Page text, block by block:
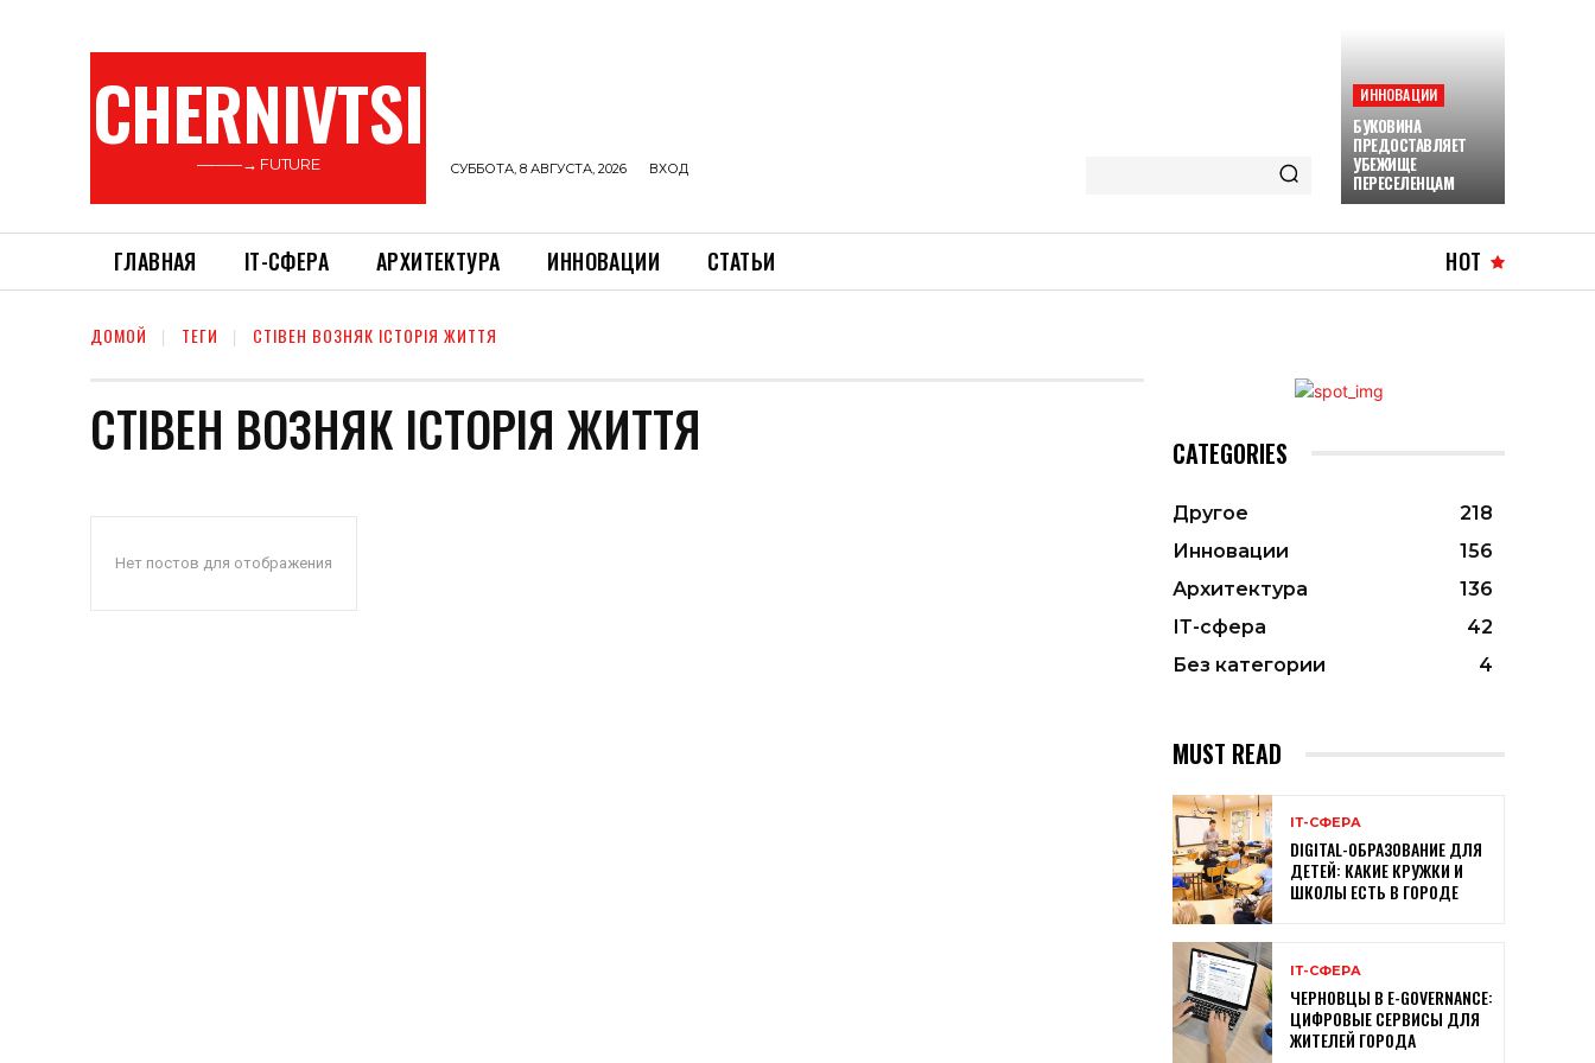
CHERNIVTSI
———→ FUTURE СУББОТА, 8 АВГУСТА, 2026 ВХОД
ИННОВАЦИИ
БУКОВИНА
ПРЕДОСТАВЛЯЕТ
УБЕЖИЩЕ
ПЕРЕСЕЛЕНЦАМ
ГЛАВНАЯ ІТ-СФЕРА АРХИТЕКТУРА ИННОВАЦИИ СТАТЬИ HOT
ДОМОЙ ТЕГИ СТІВЕН ВОЗНЯК ІСТОРІЯ ЖИТТЯ
СТІВЕН ВОЗНЯК ІСТОРІЯ ЖИТТЯ
Нет постов для отображения
CATEGORIES
Другое
218
Инновации
156
Архитектура
136
ІТ-сфера
42
Без категории
4
MUST READ
ІТ-СФЕРА
DIGITAL-ОБРАЗОВАНИЕ ДЛЯ
ДЕТЕЙ: КАКИЕ КРУЖКИ И
ШКОЛЫ ЕСТЬ В ГОРОДЕ
ІТ-СФЕРА
ЧЕРНОВЦЫ В E-GOVERNANCE:
ЦИФРОВЫЕ СЕРВИСЫ ДЛЯ
ЖИТЕЛЕЙ ГОРОДА